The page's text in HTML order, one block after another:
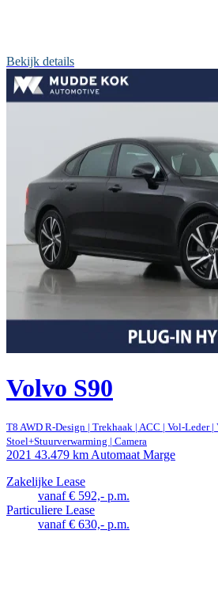
Bekijk details
Volvo S90
T8 AWD R-Design | Trekhaak | ACC | Vol-Leder |
Stoel+Stuurverwarming | Camera
2021 43.479 km Automaat Marge
Zakelijke Lease
vanaf € 592,- p.m.
Particuliere Lease
vanaf € 630,- p.m.